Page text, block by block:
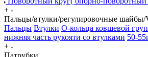
+ -
Пальцы/втулки/регулировочные шайбы/
Пальцы Втулки О-кольца ковшевой
нижняя часть рукояти со втулками 50-
+ -
Патрубки